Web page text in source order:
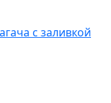
с заливкой